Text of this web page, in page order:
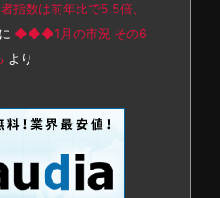
指数は前年比で5.5倍、
に ◆◆◆1月の市況 その6
より